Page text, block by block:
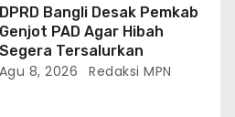
DPRD Bangli Desak Pemkab
Genjot PAD Agar Hibah
Segera Tersalurkan
Agu 8, 2026 Redaksi MPN